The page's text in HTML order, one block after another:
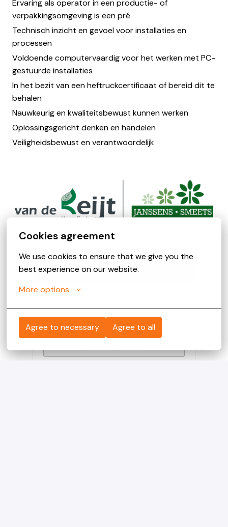
Cookies agreement
We use cookies to ensure that we give you the
best experience on our website.
More options
Agree to necessary Agree to all
Ervaring als operator in een productie- of
verpakkingsomgeving is een pré
Technisch inzicht en gevoel voor installaties en
processen
Voldoende computervaardig voor het werken met PC-
gestuurde installaties
In het bezit van een heftruckcertificaat of bereid dit te
behalen
Nauwkeurig en kwaliteitsbewust kunnen werken
Oplossingsgericht denken en handelen
Veiligheidsbewust en verantwoordelijk
Solliciteren
Apply with Linkedin
onbeschikbaar